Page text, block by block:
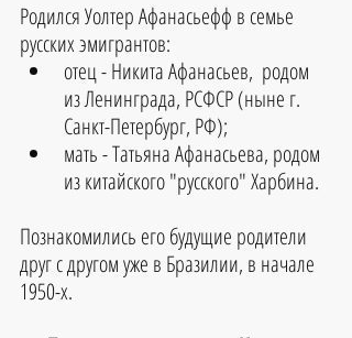
Родился Уолтер Афанасьефф в семье
русских эмигрантов:
отец - Никита Афанасьев,  родом
из Ленинграда, РСФСР (ныне г.
Санкт-Петербург, РФ);
мать - Татьяна Афанасьева, родом
из китайского "русского" Харбина.
Познакомились его будущие родители
друг с другом уже в Бразилии, в начале
1950-х.